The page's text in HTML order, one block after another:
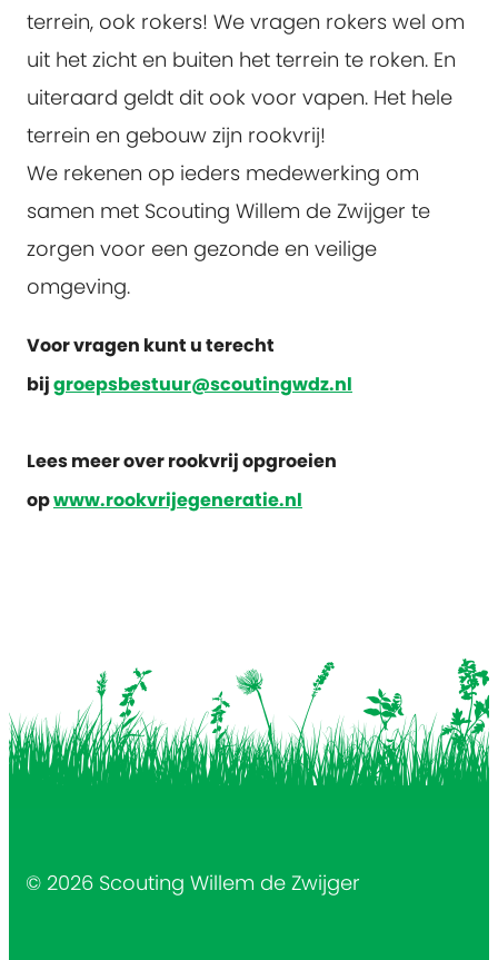
terrein, ook rokers! We vragen rokers wel om
uit het zicht en buiten het terrein te roken. En
uiteraard geldt dit ook voor vapen. Het hele
terrein en gebouw zijn rookvrij!
We rekenen op ieders medewerking om
samen met Scouting Willem de Zwijger te
zorgen voor een gezonde en veilige
omgeving.
Voor vragen kunt u terecht
bijgroepsbestuur@scoutingwdz.nl
Lees meer over rookvrij opgroeien
opwww.rookvrijegeneratie.nl
© 2026 Scouting Willem de Zwijger